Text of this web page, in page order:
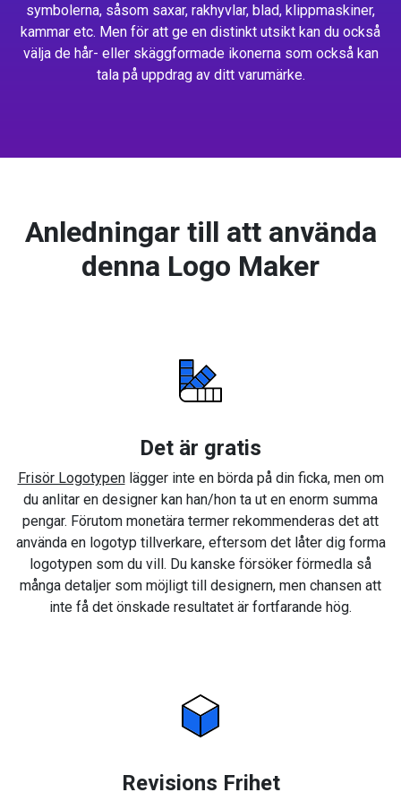
symbolerna, såsom saxar, rakhyvlar, blad, klippmaskiner,
kammar etc. Men för att ge en distinkt utsikt kan du också
välja de hår- eller skäggformade ikonerna som också kan
tala på uppdrag av ditt varumärke.
Anledningar till att använda
denna Logo Maker
Det är gratis
Frisör Logotypenlägger inte en börda på din ficka, men om
du anlitar en designer kan han/hon ta ut en enorm summa
pengar. Förutom monetära termer rekommenderas det att
använda en logotyp tillverkare, eftersom det låter dig forma
logotypen som du vill. Du kanske försöker förmedla så
många detaljer som möjligt till designern, men chansen att
inte få det önskade resultatet är fortfarande hög.
Revisions Frihet